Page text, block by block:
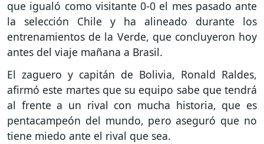
que igualó como visitante 0-0 el mes pasado ante
la selección Chile y ha alineado durante los
entrenamientos de la Verde, que concluyeron hoy
antes del viaje mañana a Brasil.
El zaguero y capitán de Bolivia, Ronald Raldes,
afirmó este martes que su equipo sabe que tendrá
al frente a un rival con mucha historia, que es
pentacampeón del mundo, pero aseguró que no
tiene miedo ante el rival que sea.